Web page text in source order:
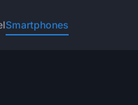
Smartphones